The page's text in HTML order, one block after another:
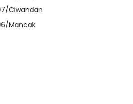
Ciwandan
Mancak